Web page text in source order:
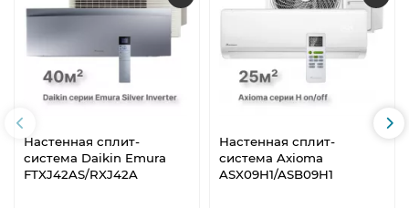
Настенная сплит-
система Daikin Emura
FTXJ42AS/RXJ42A
Настенная сплит-
система Axioma
ASX09H1/ASB09H1